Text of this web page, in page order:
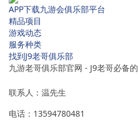
APP下载九游会俱乐部平台
精品项目
游戏动态
服务种类
找到J9老哥俱乐部
九游老哥俱乐部官网 - J9老哥必备
联系人：温先生
电话：13594780481